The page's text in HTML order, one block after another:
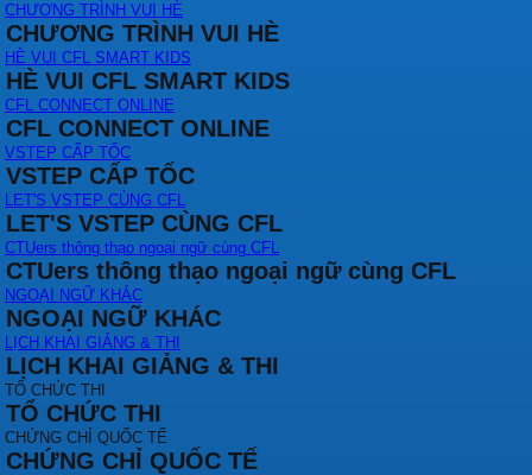
CHƯƠNG TRÌNH VUI HÈ
CHƯƠNG TRÌNH VUI HÈ
HÈ VUI CFL SMART KIDS
HÈ VUI CFL SMART KIDS
CFL CONNECT ONLINE
CFL CONNECT ONLINE
VSTEP CẤP TỐC
VSTEP CẤP TỐC
LET'S VSTEP CÙNG CFL
LET'S VSTEP CÙNG CFL
CTUers thông thạo ngoại ngữ cùng CFL
CTUers thông thạo ngoại ngữ cùng CFL
NGOẠI NGỮ KHÁC
NGOẠI NGỮ KHÁC
LỊCH KHAI GIẢNG & THI
LỊCH KHAI GIẢNG & THI
TỔ CHỨC THI
TỔ CHỨC THI
CHỨNG CHỈ QUỐC TẾ
CHỨNG CHỈ QUỐC TẾ